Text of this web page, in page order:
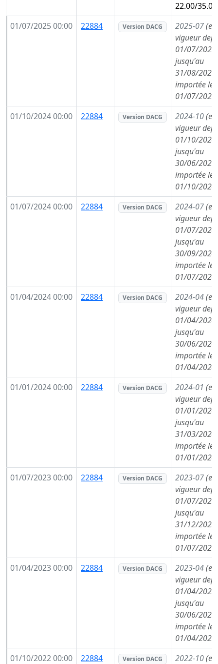
22.00/
01/07/2025 00:00
22884 Version DACG 2025-07(en
vigueur
01/07/2025,
jusqu'au
31/08/2025,
importée le
01/07/2025)
01/10/2024 00:00
22884 Version DACG 2024-10(en
vigueur
01/10/2024,
jusqu'au
30/06/2025,
importée le
01/10/2024)
01/07/2024 00:00
22884 Version DACG 2024-07(en
vigueur
01/07/2024,
jusqu'au
30/09/2024,
importée le
01/07/2024)
01/04/2024 00:00
22884 Version DACG 2024-04(en
vigueur
01/04/2024,
jusqu'au
30/06/2024,
importée le
01/04/2024)
01/01/2024 00:00
22884 Version DACG 2024-01 (en
vigueur
01/01/2024,
jusqu'au
31/03/2024,
importée le
01/01/2024)
01/07/2023 00:00
22884 Version DACG 2023-07(en
vigueur
01/07/2023,
jusqu'au
31/12/2023,
importée le
01/07/2023)
01/04/2023 00:00
22884 Version DACG 2023-04(en
vigueur
01/04/2023,
jusqu'au
30/06/2023,
importée le
01/04/2023)
01/10/2022 00:00
22884 Version DACG 2022-10(en